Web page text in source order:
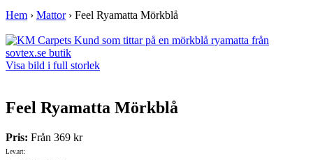
Hem › Mattor› Feel Ryamatta Mörkblå
Visa bild i full storlek
Feel Ryamatta Mörkblå
Pris: Från 369 kr
Lev.art: